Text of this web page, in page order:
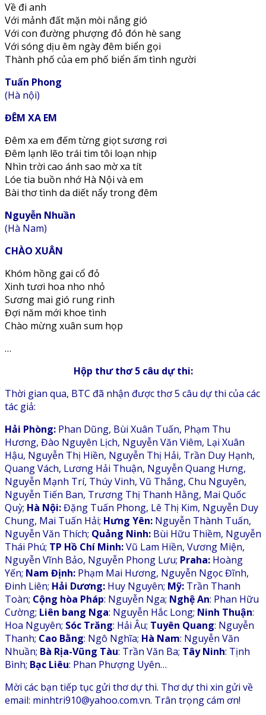
Về đi anh
Với mảnh đất mặn mòi nắng gió
Với con đường phượng đỏ đón hè sang
Với sóng dịu êm ngày đêm biển gọi
Thành phố của em phố biển ấm tình người
Tuấn Phong
(Hà nội)
ĐÊM XA EM
Đêm xa em đếm từng giọt sương rơi
Đêm lạnh lẽo trái tim tôi loạn nhịp
Nhìn trời cao ánh sao mờ xa tít
Lóe tia buồn nhớ Hà Nội và em
Bài thơ tình da diết nẩy trong đêm
Nguyễn Nhuần
(Hà Nam)
CHÀO XUÂN
Khóm hồng gai cổ đỏ
Xinh tươi hoa nho nhỏ
Sương mai gió rung rinh
Đợi năm mới khoe tình
Chào mừng xuân sum họp
…
Hộp thư thơ 5 câu dự thi:
Thời gian qua, BTC đã nhận được thơ 5 câu dự thi của các
tác giả:
Hải Phòng: Phan Dũng, Bùi Xuân Tuấn, Phạm Thu
Hương, Đào Nguyên Lịch, Nguyễn Văn Viêm, Lại Xuân
Hậu, Nguyễn Thị Hiền, Nguyễn Thị Hải, Trần Duy Hạnh,
Quang Vách, Lương Hải Thuận, Nguyễn Quang Hưng,
Nguyễn Mạnh Trí, Thúy Vinh, Vũ Thắng, Chu Nguyên,
Nguyễn Tiến Ban, Trương Thị Thanh Hằng, Mai Quốc
Quỳ; Hà Nội:Đặng Tuấn Phong, Lê Thị Kim, Nguyễn Duy
Chung, Mai Tuấn Hải; Hưng Yên: Nguyễn Thành Tuấn,
Nguyễn Văn Thích; Quảng Ninh: Bùi Hữu Thiềm, Nguyễn
Thái Phú; TP Hồ Chí Minh:Vũ Lam Hiền, Vương Miện,
Nguyễn Vĩnh Bảo, Nguyễn Phong Lưu; Praha: Hoàng
Yến; Nam Định: Phạm Mai Hương, Nguyễn Ngọc Đĩnh,
Đinh Liên; Hải Dương: Huy Nguyên; Mỹ: Trần Thanh
Toàn; Cộng hòa Pháp: Nguyễn Nga; Nghệ An: Phan Hữu
Cường; Liên bang Nga: Nguyễn Hắc Long; Ninh Thuận:
Hoa Nguyên; Sóc Trăng: Hải Âu; Tuyên Quang: Nguyễn
Thanh; Cao Bằng: Ngô Nghĩa; Hà Nam: Nguyễn Văn
Nhuần; Bà Rịa-Vũng Tàu: Trần Văn Ba; Tây Ninh: Tịnh
Bình; Bạc Liêu: Phan Phượng Uyên…
Mời các bạn tiếp tục gửi thơ dự thi. Thơ dự thi xin gửi về
email: minhtri910@yahoo.com.vn. Trân trọng cám ơn!